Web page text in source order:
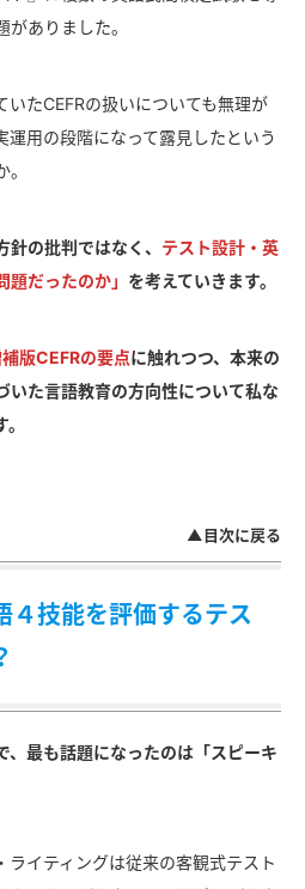
ありました。
いたCEFRの扱いについても無理が
運用の段階になって露見したという
の批判ではなく、 テスト設計・英
だったのか」 を考えていきます。
版CEFRの要点に触れつつ、本来の
いた言語教育の方向性について私な
▲目次に戻る
４技能を評価するテス
、最も話題になったのは「スピーキ
ライティングは従来の客観式テスト